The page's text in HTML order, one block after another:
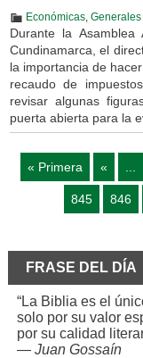
Económicas, Generales
Durante la
Cundinamarca, el
la importancia de
recaudo de
revisar algunas
puerta abierta para la
« Primera «
845 846
FRASE DEL DÍA
“La Biblia es el
solo por su valor
por su calidad
— Juan Gossaín